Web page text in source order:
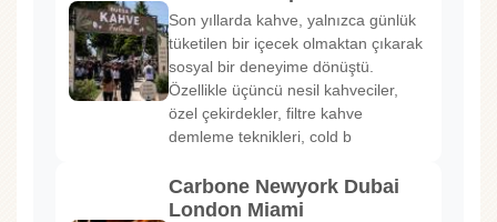
Son yıllarda kahve, yalnızca günlük
tüketilen bir içecek olmaktan çıkarak
sosyal bir deneyime dönüştü.
Özellikle üçüncü nesil kahveciler,
özel çekirdekler, filtre kahve
demleme teknikleri, cold b
Carbone Newyork Dubai
London Miami